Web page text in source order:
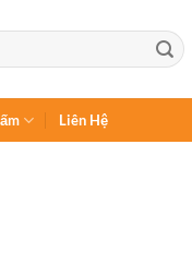
Liên Hệ